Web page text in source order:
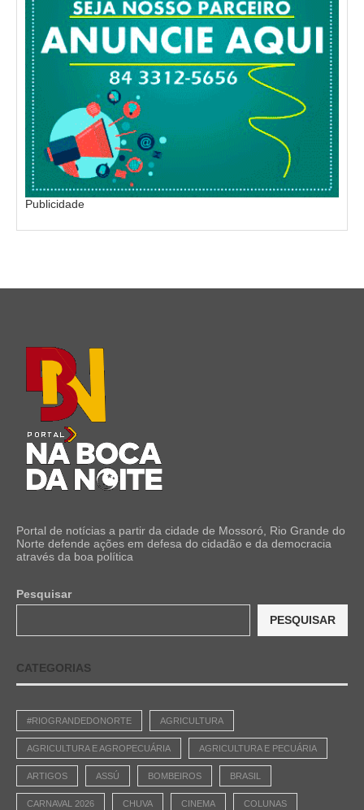
Publicidade
Portal de notícias a partir da cidade de Mossoró, Rio Grande do
Norte defende ações em defesa do cidadão e da democracia
através da boa política
Pesquisar
PESQUISAR
CATEGORIAS
#RIOGRANDEDONORTE AGRICULTURA
AGRICULTURA E AGROPECUÁRIA AGRICULTURA E PECUÁRIA
ARTIGOS ASSÚ BOMBEIROS BRASIL
CARNAVAL 2026 CHUVA CINEMA COLUNAS